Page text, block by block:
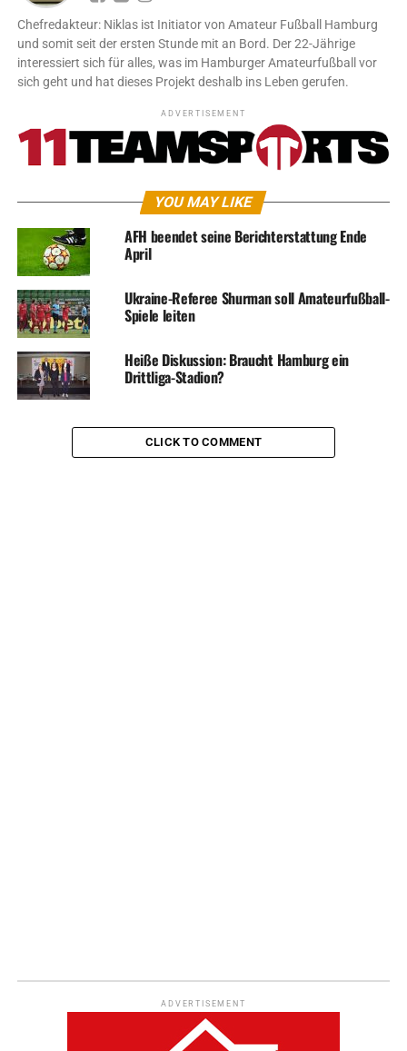
Chefredakteur: Niklas ist Initiator von Amateur Fußball Hamburg
und somit seit der ersten Stunde mit an Bord. Der 22-Jährige
interessiert sich für alles, was im Hamburger Amateurfußball vor
sich geht und hat dieses Projekt deshalb ins Leben gerufen.
ADVERTISEMENT
YOU MAY LIKE
AFH beendet seine Berichterstattung Ende
April
Ukraine-Referee Shurman soll Amateurfußball-
Spiele leiten
Heiße Diskussion: Braucht Hamburg ein
Drittliga-Stadion?
CLICK TO COMMENT
ADVERTISEMENT